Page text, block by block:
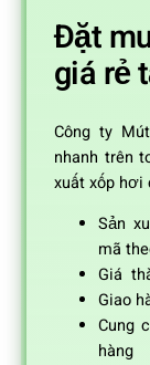
Đặt
giá rẻ
Công ty
nhanh trên
xuất xốp hơi
Sản
mã
Giá
Giao
Cung
hàng